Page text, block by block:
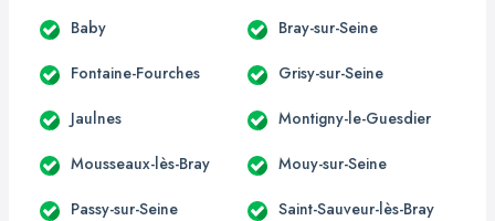
Baby Bray-sur-Seine
Fontaine-Fourches Grisy-sur-Seine
Jaulnes Montigny-le-Guesdier
Mousseaux-lès-Bray Mouy-sur-Seine
Passy-sur-Seine Saint-Sauveur-lès-Bray